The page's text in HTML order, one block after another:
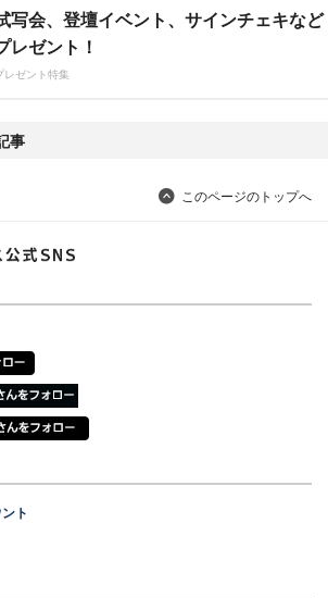
写会、登壇イベント、サインチェキなど
レゼント！
レゼント特集
事
このページのトップへ
ト